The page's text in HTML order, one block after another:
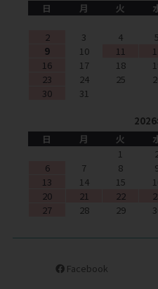
日
月 火
2
3 4 5
9
10 11
16
17 18
23
24 25
30
31
2026
日
月 火
1
6
7 8
13
14 15
20
21 22
27
28 29
Facebook